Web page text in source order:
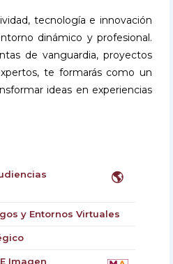
tecnología e innovación
dinámico y profesional.
de vanguardia, proyectos
te formarás como un
ideas en experiencias
🌎
y Entornos Virtuales
Imagen